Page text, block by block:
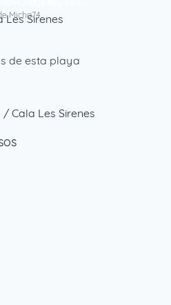
Micha74
Les Sirenes
de esta playa
Cala Les Sirenes